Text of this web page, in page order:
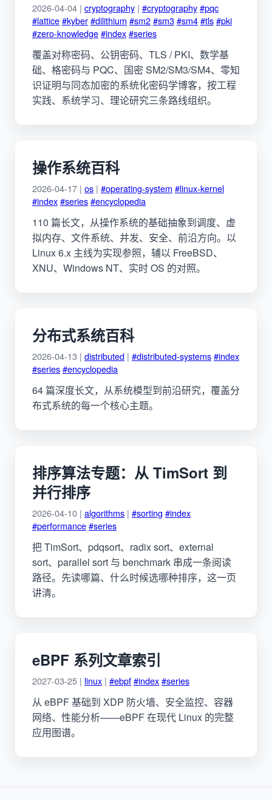
2026-04-04 | cryptography | #cryptography#pqc
#lattice#kyber#dilithium #sm2#sm3#sm4#tls#pki
#zero-knowledge#index#series
覆盖对称密码、公钥密码、TLS / PKI、数学基
础、格密码与 PQC、国密 SM2/SM3/SM4、零知
识证明与同态加密的系统化密码学博客，按工程
实践、系统学习、理论研究三条路线组织。
操作系统百科
2026-04-17 | os | #operating-system #linux-kernel
#index#series#encyclopedia
110 篇长文，从操作系统的基础抽象到调度、虚
拟内存、文件系统、并发、安全、前沿方向。以
Linux 6.x 主线为实现参照，辅以 FreeBSD、
XNU、Windows NT、实时 OS 的对照。
分布式系统百科
2026-04-13 | distributed | #distributed-systems#index
#series#encyclopedia
64 篇深度长文，从系统模型到前沿研究，覆盖分
布式系统的每一个核心主题。
排序算法专题：从 TimSort 到
并行排序
2026-04-10 | algorithms | #sorting #index
#performance#series
把 TimSort、pdqsort、radix sort、external
sort、parallel sort 与 benchmark 串成一条阅读
路径。先读哪篇、什么时候选哪种排序，这一页
讲清。
eBPF 系列文章索引
2027-03-25 | linux | #ebpf#index#series
从 eBPF 基础到 XDP 防火墙、安全监控、容器
网络、性能分析——eBPF 在现代 Linux 的完整
应用图谱。